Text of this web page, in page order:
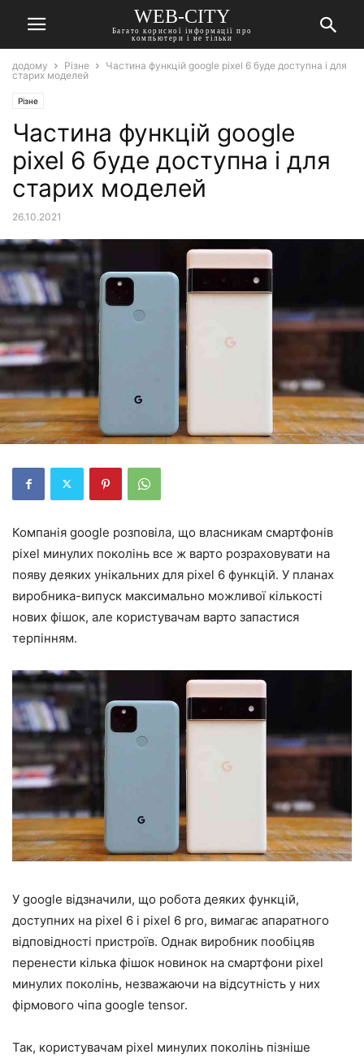
WEB-CITY
Багато корисної інформації про
компьютери і не тільки
додому Різне
Частина функцій google pixel 6 буде доступна і для
старих моделей
Різне
Частина функцій google
pixel 6 буде доступна і для
старих моделей
26.10.2021
Компанія google розповіла, що власникам смартфонів
pixel минулих поколінь все ж варто розраховувати на
появу деяких унікальних для pixel 6 функцій. У планах
виробника-випуск максимально можливої кількості
нових фішок, але користувачам варто запастися
терпінням.
У google відзначили, що робота деяких функцій,
доступних на pixel 6 і pixel 6 pro, вимагає апаратного
відповідності пристроїв. Однак виробник пообіцяв
перенести кілька фішок новинок на смартфони pixel
минулих поколінь, незважаючи на відсутність у них
фірмового чіпа google tensor.
Так, користувачам pixel минулих поколінь пізніше